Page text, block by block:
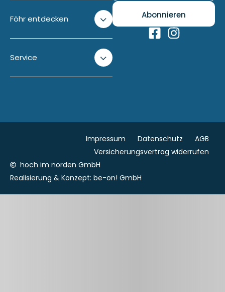
Föhr entdecken
Service
hoch im norden GmbH
Realisierung & Konzept: be-on! GmbH
Impressum Datenschutz
AGB
Versicherungsvertrag widerrufen